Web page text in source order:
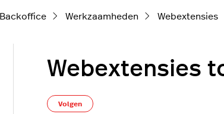
Backoffice Werkzaamheden Webextensies
Webextensies
Volgen